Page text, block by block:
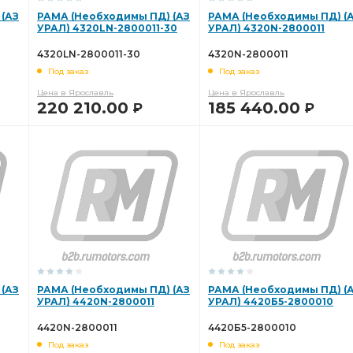
ВОЗДУХОВОДНАЯ АЗ УРАЛ
РЕДУКТОР СРЕДНЕГО МОСТА i=7.49
зуб АЗ УРАЛ РЫЧАГ АЗ УРАЛ ДОМ 100%
торц. шлицами i=6,77 с АБС
АБС пневмотормоза АМОРТИЗАТОРА АЗ УРАЛ
БАК ТОПЛИВНЫЙ АЗ УРАЛ тормоза АЗ УРАЛ
торцевыми шлицами пневмотормоза АЗ УРАЛ
ТРУБА ПОДВОДЯЩАЯ ПЕРЕДНЯЯ АЗ УРАЛ
шлицами а/м
РАМА (Необходимы ПД) (АЗ
УРАЛ) 4320LN-2800011-30
4320LN-2800011-30
Под заказ
Цена в Ярославль
220 210.00 Р
РАМА (Необходимы ПД)
УРАЛ) 4320N-2800011
4320N-2800011
Под заказ
Цена в Ярославль
185 440.00 Р
РАМА (Необходимы ПД) (АЗ
УРАЛ) 4420N-2800011
4420N-2800011
Под заказ
РАМА (Необходимы ПД)
УРАЛ) 4420Б5-2800010
4420Б5-2800010
Под заказ